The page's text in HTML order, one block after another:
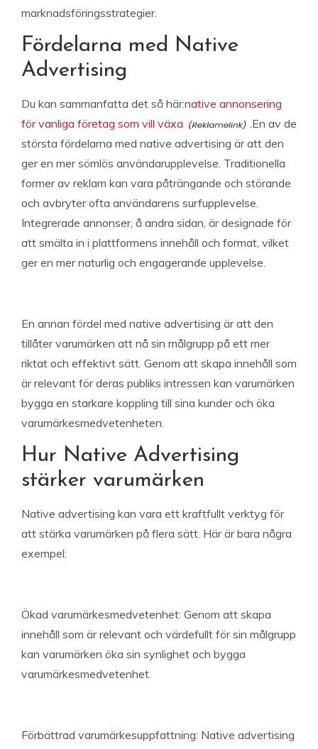
marknadsföringsstrategier.
Fördelarna med Native
Advertising
Du kan sammanfatta det så här:native annonsering
för vanliga företag som vill växa
.En av de
största fördelarna med native advertising är att den
ger en mer sömlös användarupplevelse. Traditionella
former av reklam kan vara påträngande och störande
och avbryter ofta användarens surfupplevelse.
Integrerade annonser, å andra sidan, är designade för
att smälta in i plattformens innehåll och format, vilket
ger en mer naturlig och engagerande upplevelse.
En annan fördel med native advertising är att den
tillåter varumärken att nå sin målgrupp på ett mer
riktat och effektivt sätt. Genom att skapa innehåll som
är relevant för deras publiks intressen kan varumärken
bygga en starkare koppling till sina kunder och öka
varumärkesmedvetenheten.
Hur Native Advertising
stärker varumärken
Native advertising kan vara ett kraftfullt verktyg för
att stärka varumärken på flera sätt. Här är bara några
exempel:
Ökad varumärkesmedvetenhet: Genom att skapa
innehåll som är relevant och värdefullt för sin målgrupp
kan varumärken öka sin synlighet och bygga
varumärkesmedvetenhet.
Förbättrad varumärkesuppfattning: Native advertising